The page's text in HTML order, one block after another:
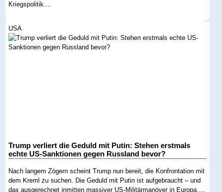
Kriegspolitik....
USA
Trump verliert die Geduld mit Putin: Stehen erstmals
echte US-Sanktionen gegen Russland bevor?
Nach langem Zögern scheint Trump nun bereit, die Konfrontation mit
dem Kreml zu suchen. Die Geduld mit Putin ist aufgebraucht – und
das ausgerechnet inmitten massiver US-Militärmanöver in Europa....